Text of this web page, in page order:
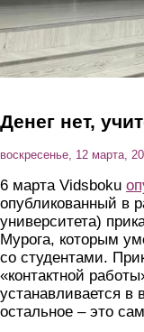
Денег нет,
воскресенье, 12 марта,
6 марта Vidsboku
опубликованный в
университета)
Мурога, которым
со студентами.
«контактной
устанавливается в
остальное – это